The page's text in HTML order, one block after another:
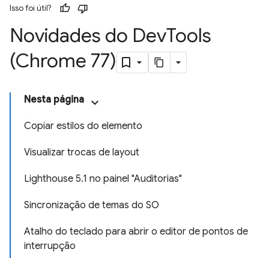
Isso foi útil?
Novidades do DevTools
(Chrome 77)
Nesta página
Copiar estilos do elemento
Visualizar trocas de layout
Lighthouse 5.1 no painel "Auditorias"
Sincronização de temas do SO
Atalho do teclado para abrir o editor de pontos de
interrupção